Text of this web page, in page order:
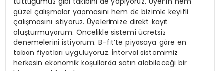
güzel çalışmalar yapmasını hem de bizimle keyifli
çalışmasını istiyoruz. Üyelerimize direkt kayıt
oluşturmuyorum. Öncelikle sistemi ücretsiz
denemelerini istiyorum. B-fit’te piyasaya göre en
taban fiyatları uyguluyoruz. İnterval sistemimiz
herkesin ekonomik koşullarda satın alabileceği bir